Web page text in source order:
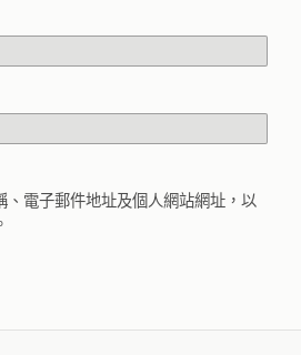
、電子郵件地址及個人網站網址，以